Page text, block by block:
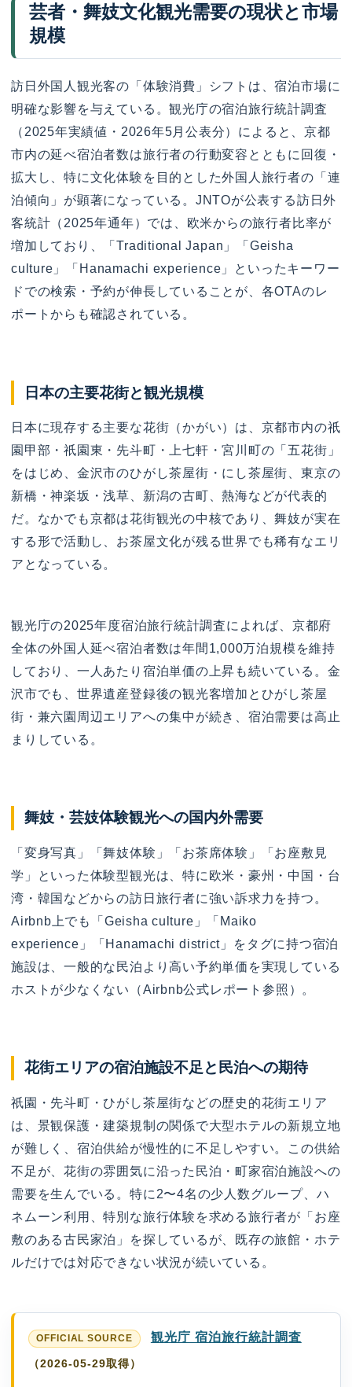
芸者・舞妓文化観光需要の現状と市場
規模
訪日外国人観光客の「体験消費」シフトは、宿泊市場に
明確な影響を与えている。観光庁の宿泊旅行統計調査
（2025年実績値・2026年5月公表分）によると、京都
市内の延べ宿泊者数は旅行者の行動変容とともに回復・
拡大し、特に文化体験を目的とした外国人旅行者の「連
泊傾向」が顕著になっている。JNTOが公表する訪日外
客統計（2025年通年）では、欧米からの旅行者比率が
増加しており、「Traditional Japan」「Geisha
culture」「Hanamachi experience」といったキーワー
ドでの検索・予約が伸長していることが、各OTAのレ
ポートからも確認されている。
日本の主要花街と観光規模
日本に現存する主要な花街（かがい）は、京都市内の祇
園甲部・祇園東・先斗町・上七軒・宮川町の「五花街」
をはじめ、金沢市のひがし茶屋街・にし茶屋街、東京の
新橋・神楽坂・浅草、新潟の古町、熱海などが代表的
だ。なかでも京都は花街観光の中核であり、舞妓が実在
する形で活動し、お茶屋文化が残る世界でも稀有なエリ
アとなっている。
観光庁の2025年度宿泊旅行統計調査によれば、京都府
全体の外国人延べ宿泊者数は年間1,000万泊規模を維持
しており、一人あたり宿泊単価の上昇も続いている。金
沢市でも、世界遺産登録後の観光客増加とひがし茶屋
街・兼六園周辺エリアへの集中が続き、宿泊需要は高止
まりしている。
舞妓・芸妓体験観光への国内外需要
「変身写真」「舞妓体験」「お茶席体験」「お座敷見
学」といった体験型観光は、特に欧米・豪州・中国・台
湾・韓国などからの訪日旅行者に強い訴求力を持つ。
Airbnb上でも「Geisha culture」「Maiko
experience」「Hanamachi district」をタグに持つ宿泊
施設は、一般的な民泊より高い予約単価を実現している
ホストが少なくない（Airbnb公式レポート参照）。
花街エリアの宿泊施設不足と民泊への期待
祇園・先斗町・ひがし茶屋街などの歴史的花街エリア
は、景観保護・建築規制の関係で大型ホテルの新規立地
が難しく、宿泊供給が慢性的に不足しやすい。この供給
不足が、花街の雰囲気に沿った民泊・町家宿泊施設への
需要を生んでいる。特に2〜4名の少人数グループ、ハ
ネムーン利用、特別な旅行体験を求める旅行者が「お座
敷のある古民家泊」を探しているが、既存の旅館・ホテ
ルだけでは対応できない状況が続いている。
観光庁 宿泊旅行統計調査
（2026-05-29取得）